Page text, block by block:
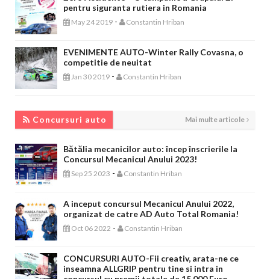
pentru siguranta rutiera in Romania
May 24 2019 - Constantin Hriban
EVENIMENTE AUTO-Winter Rally Covasna, o
competitie de neuitat
Jan 30 2019 - Constantin Hriban
Concursuri auto Mai multe articole
Bătălia mecanicilor auto: încep înscrierile la
Concursul Mecanicul Anului 2023!
Sep 25 2023 - Constantin Hriban
A inceput concursul Mecanicul Anului 2022,
organizat de catre AD Auto Total Romania!
Oct 06 2022 - Constantin Hriban
CONCURSURI AUTO-Fii creativ, arata-ne ce
inseamna ALLGRIP pentru tine si intra in